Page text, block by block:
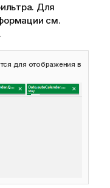
Для
см.
.
для отображения в